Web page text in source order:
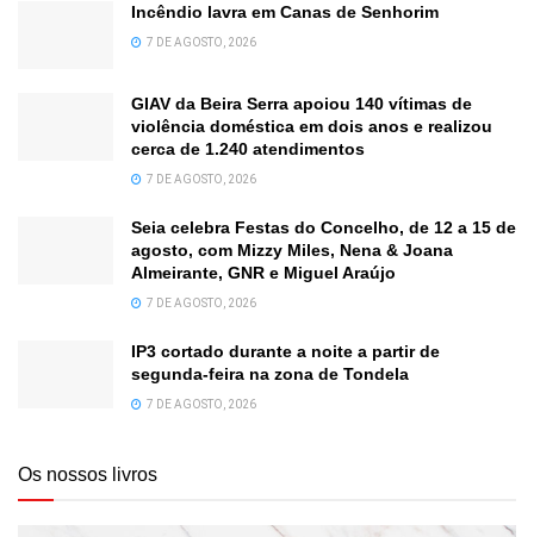
Incêndio lavra em Canas de Senhorim
7 DE AGOSTO, 2026
GIAV da Beira Serra apoiou 140 vítimas de
violência doméstica em dois anos e realizou
cerca de 1.240 atendimentos
7 DE AGOSTO, 2026
Seia celebra Festas do Concelho, de 12 a 15 de
agosto, com Mizzy Miles, Nena & Joana
Almeirante, GNR e Miguel Araújo
7 DE AGOSTO, 2026
IP3 cortado durante a noite a partir de
segunda-feira na zona de Tondela
7 DE AGOSTO, 2026
Os nossos livros